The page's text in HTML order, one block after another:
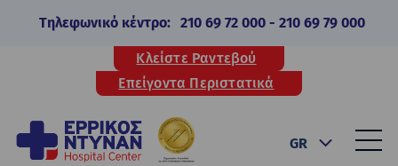
Τηλεφωνικό κέντρο: 210 69 72 000- 210 69 79 000
Κλείστε Ραντεβού
Επείγοντα Περιστατικά
GR